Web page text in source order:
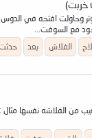
الفلاش بعد
الفلاشه نفسها مثال